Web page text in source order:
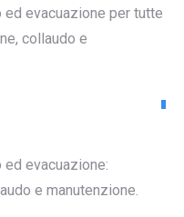
evacuazione per tutte
collaudo e
evacuazione:
e manutenzione.